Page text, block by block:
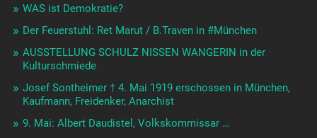
WAS ist Demokratie?
Der Feuerstuhl: Ret Marut / B.Traven in #München
AUSSTELLUNG SCHULZ NISSEN WANGERIN in der
Kulturschmiede
Josef Sontheimer † 4. Mai 1919 erschossen in München,
Kaufmann, Freidenker, Anarchist
9. Mai: Albert Daudistel, Volkskommissar …